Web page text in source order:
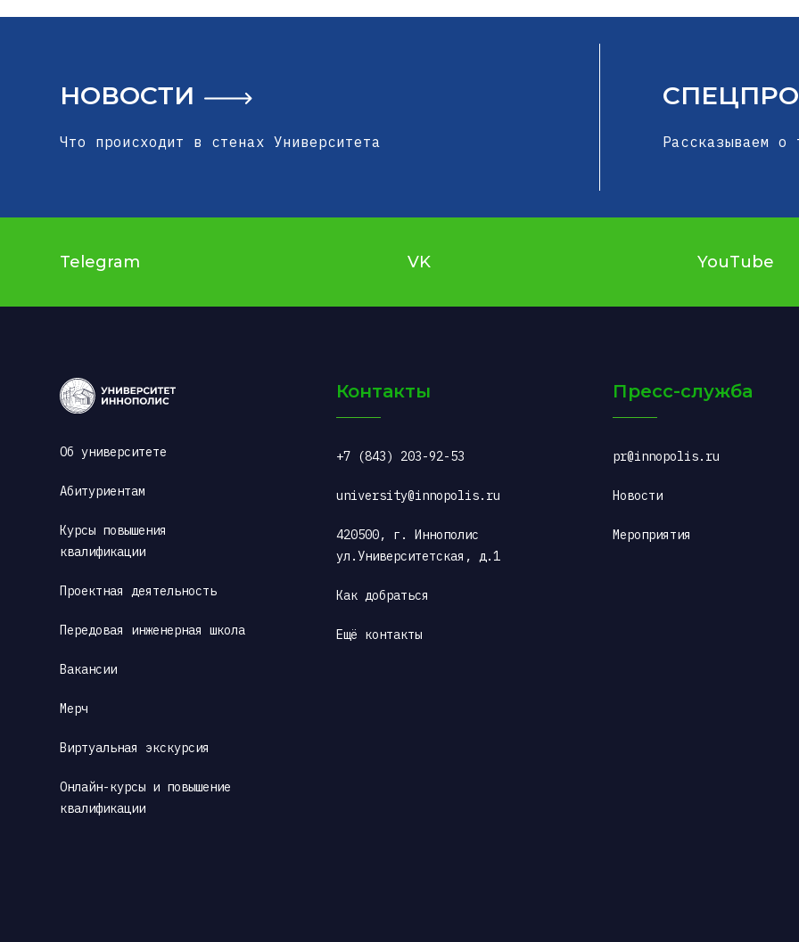
НОВОСТИ
Что происходит в стенах Университета Рассказываем о
Telegram VK YouTube
Об университете
Абитуриентам
Курсы повышения
квалификации
Проектная деятельность
Передовая инженерная школа
Вакансии
Мерч
Виртуальная экскурсия
Онлайн-курсы и повышение
квалификации
Контакты
+7 (843) 203-92-53
university@innopolis.ru
420500, г. Иннополис
ул.Университетская, д.1
Как добраться
Ещё контакты
Пресс-служба
pr@innopolis.ru
Новости
Мероприятия